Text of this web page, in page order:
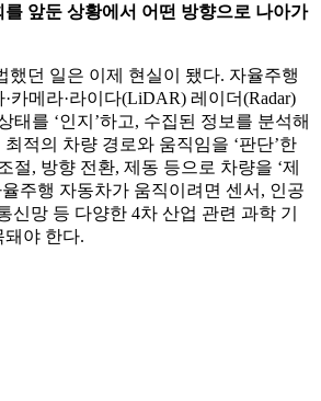
앞둔 상황에서 어떤 방향으로 나아가
했던 일은 이제 현실이 됐다. 자율주행
카메라·라이다(LiDAR) 레이더(Radar)
태를 ‘인지’하고, 수집된 정보를 분석해
적의 차량 경로와 움직임을 ‘판단’한
절, 방향 전환, 제동 등으로 차량을 ‘제
주행 자동차가 움직이려면 센서, 인공
신망 등 다양한 4차 산업 관련 과학 기
돼야 한다.